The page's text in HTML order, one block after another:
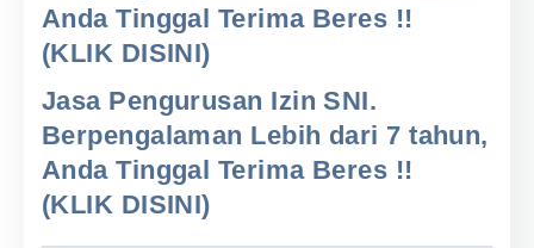
Anda Tinggal Terima Beres !!
(KLIK DISINI)
Jasa Pengurusan Izin SNI.
Berpengalaman Lebih dari 7 tahun,
Anda Tinggal Terima Beres !!
(KLIK DISINI)